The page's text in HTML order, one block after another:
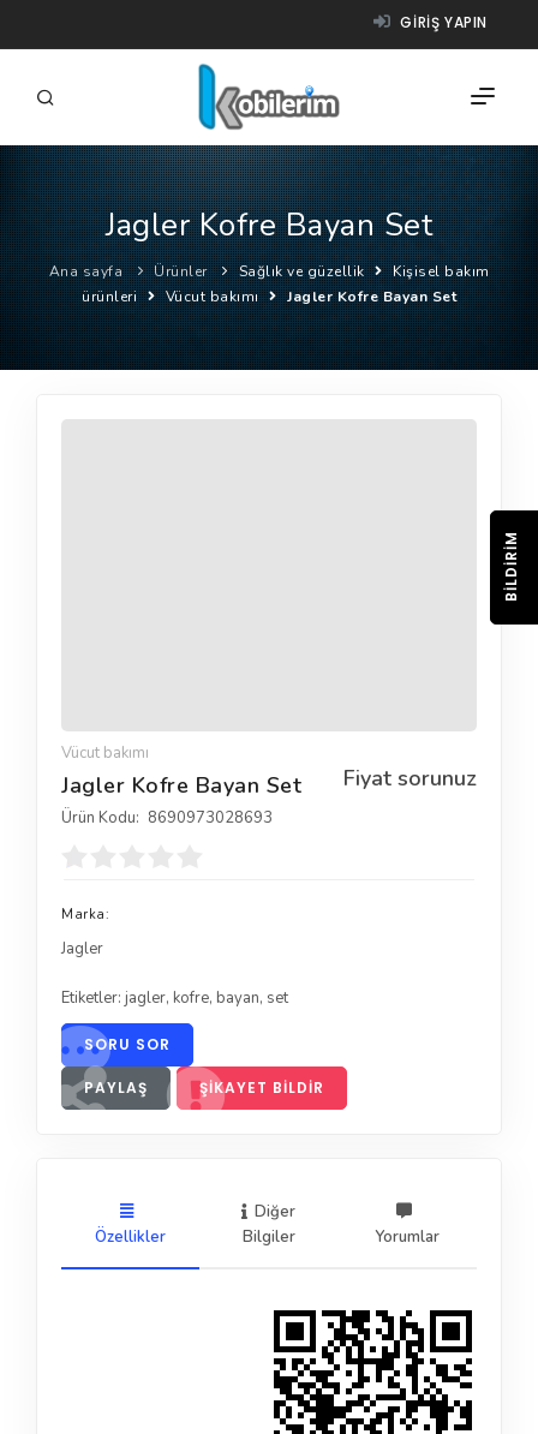
GIRIŞ YAPIN
FIRMALAR
ÜRÜNLER
NASIL ÇALIŞIR?
Jagler Kofre Bayan Set
Ana sayfa Ürünler Sağlık ve güzellik
Kişisel bakım
ürünleri
Vücut bakımı Jagler Kofre Bayan Set
Vücut bakımı
Fiyat sorunuz
Jagler Kofre Bayan Set
Ürün Kodu: 8690973028693
Marka:
Jagler
Etiketler: jagler, kofre, bayan, set
SORU SOR
PAYLAŞ ŞIKAYET BILDIR
Özellikler
Diğer
Bilgiler
Yorumlar
BILDIRIM